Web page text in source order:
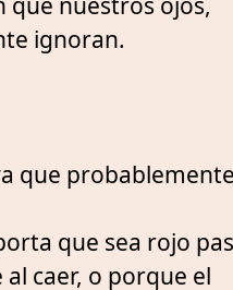
ignoran.
que probablemente
que sea rojo
caer, o porque el